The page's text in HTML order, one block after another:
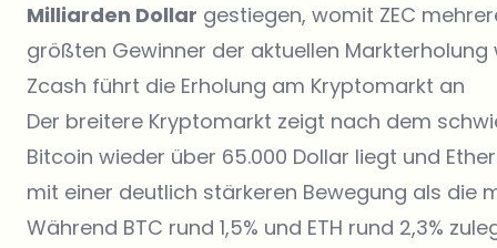
Milliarden Dollar gestiegen, womit ZEC
größten Gewinner der aktuellen Markterholung
Zcash führt die Erholung am Kryptomarkt an
Der breitere Kryptomarkt zeigt nach dem
Bitcoin wieder über 65.000 Dollar liegt und
mit einer deutlich stärkeren Bewegung als die
Während BTC rund 1,5% und ETH rund 2,3%